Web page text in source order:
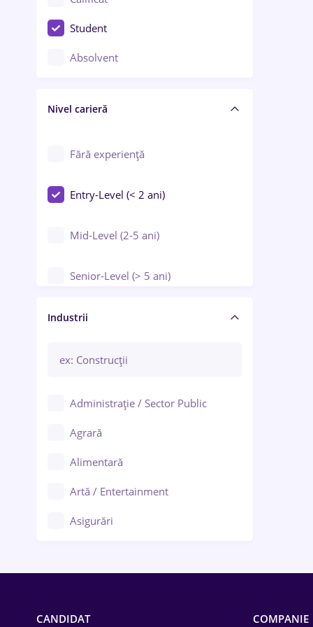
Construcții / Instalații
Controlul calității
Educație / Training / Arte
Student
Absolvent
Nivel carieră
Fără experiență
Entry-Level (< 2 ani)
Mid-Level (2-5 ani)
Senior-Level (> 5 ani)
Manager / Executiv
Industrii
Administrație / Sector Public
Agrară
Alimentară
Artă / Entertainment
Asigurări
CANDIDAT COMPANIE